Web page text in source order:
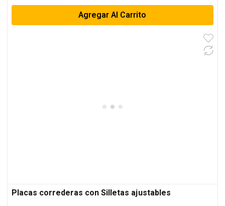
Agregar Al Carrito
Placas correderas con Silletas ajustables